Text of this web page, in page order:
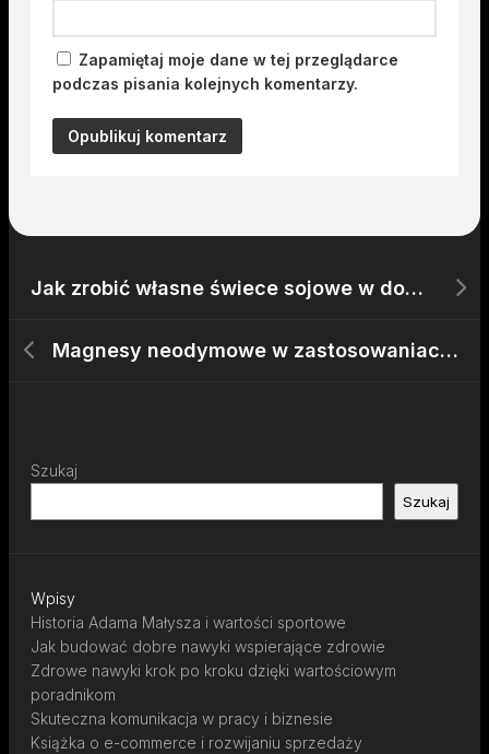
Zapamiętaj moje dane w tej przeglądarce
podczas pisania kolejnych komentarzy.
Jak zrobić własne świece sojowe w domu?
Magnesy neodymowe w zastosowaniach militarnych
Szukaj
Szukaj
Wpisy
Historia Adama Małysza i wartości sportowe
Jak budować dobre nawyki wspierające zdrowie
Zdrowe nawyki krok po kroku dzięki wartościowym
poradnikom
Skuteczna komunikacja w pracy i biznesie
Książka o e-commerce i rozwijaniu sprzedaży